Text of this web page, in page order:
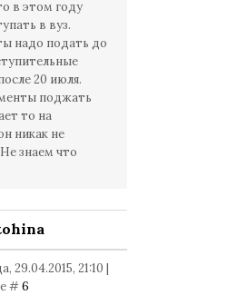
в этом году
в вуз.
надо подать до
20 июля.
поджать
то на
никак не
знаем что
29.04.2015, 21:10 |
#6